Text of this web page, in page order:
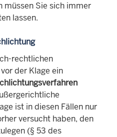
müssen Sie sich immer
lassen.
rechtlichen
der Klage ein
ist in diesen Fällen nur
versucht haben, den
(§ 53 des